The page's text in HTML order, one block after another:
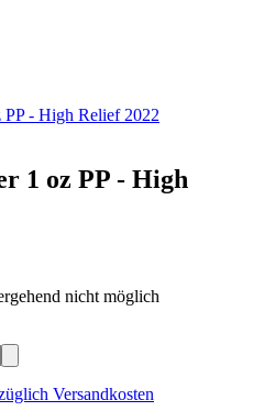
- High Relief 2022
1 oz PP - High
nicht möglich
Versandkosten